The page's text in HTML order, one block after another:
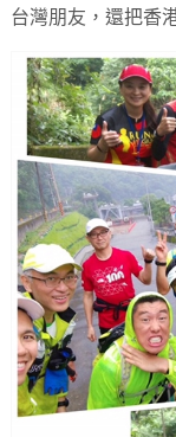
台灣朋友，還把香